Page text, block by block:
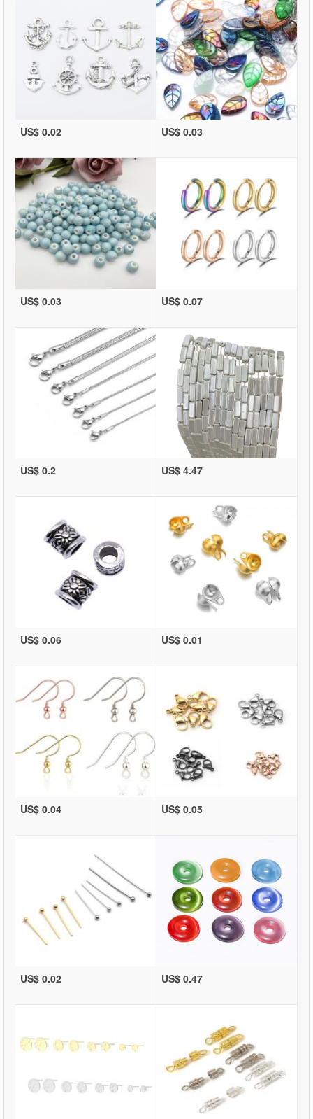
US$ 0.02 US$ 0.03
US$ 0.03 US$ 0.07
US$ 0.2 US$ 4.47
US$ 0.06 US$ 0.01
US$ 0.04 US$ 0.05
US$ 0.02 US$ 0.47